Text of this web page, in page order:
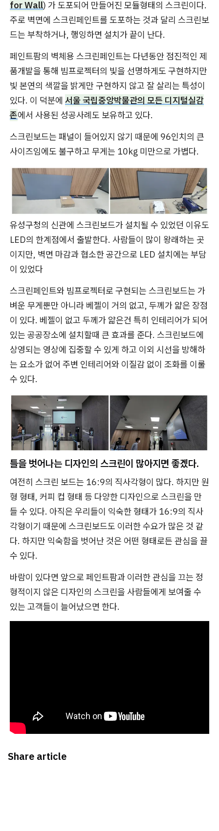
for Wall) 가 도포되어 만들어진 모듈형태의 스크린이다.
주로 벽면에 스크린페인트를 도포하는 것과 달리 스크린보
드는 부착하거나, 행잉하면 설치가 끝이 난다.
페인트팜의 벽체용 스크린페인트는 다년동안 점진적인 제
품개발을 통해 빔프로젝터의 빛을 선명하게도 구현하지만
빛 본연의 색깔을 밝게만 구현하지 않고 잘 살리는 특성이
있다. 이 덕분에 서울 국립중앙박물관의 모든 디지털실감
존에서 사용된 성공사례도 보유하고 있다.
스크린보드는 패널이 들어있지 않기 때문에 96인치의 큰
사이즈임에도 불구하고 무게는 10kg 미만으로 가볍다.
유성구청의 신관에 스크린보드가 설치될 수 있었던 이유도
LED의 한계점에서 출발한다. 사람들이 많이 왕래하는 곳
이지만, 벽면 마감과 협소한 공간으로 LED 설치에는 부담
이 있었다
스크린페인트와 빔프로젝터로 구현되는 스크린보드는 가
벼운 무게뿐만 아니라 베젤이 거의 없고, 두께가 얇은 장점
이 있다. 베젤이 없고 두께가 얇은건 특히 인테리어가 되어
있는 공공장소에 설치할때 큰 효과를 준다. 스크린보드에
상영되는 영상에 집중할 수 있게 하고 이외 시선을 방해하
는 요소가 없어 주변 인테리어와 이질감 없이 조화를 이룰
수 있다.
틀을 벗어나는 디자인의 스크린이 많아지면 좋겠다.
여전히 스크린 보드는 16:9의 직사각형이 많다. 하지만 원
형 형태, 커피 컵 형태 등 다양한 디자인으로 스크린을 만
들 수 있다. 아직은 우리들이 익숙한 형태가 16:9의 직사
각형이기 때문에 스크린보드도 이러한 수요가 많은 것 같
다. 하지만 익숙함을 벗어난 것은 어떤 형태로든 관심을 끌
수 있다.
바람이 있다면 앞으로 페인트팜과 이러한 관심을 끄는 정
형적이지 않은 디자인의 스크린을 사람들에게 보여줄 수
있는 고객들이 늘어났으면 한다.
Share article